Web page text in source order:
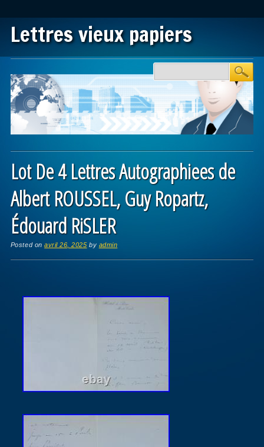
Lettres vieux papiers
Main menu
Lot De 4 Lettres Autographiees de
Albert ROUSSEL, Guy Ropartz,
Édouard RiSLER
Posted onavril 26, 2025 by admin